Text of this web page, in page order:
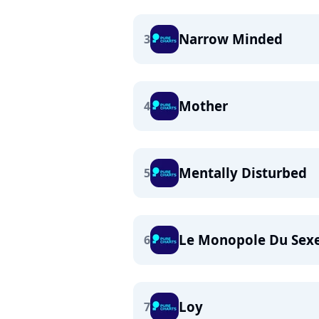
3 Narrow Minded
4 Mother
5 Mentally Disturbed
6 Le Monopole Du
7 Loy